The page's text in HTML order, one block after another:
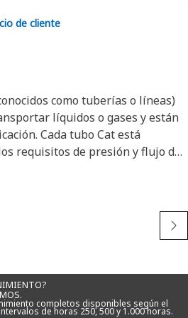
de cliente
como tuberías o líneas)
líquidos o gases y están
Cada tubo Cat está
requisitos de presión y flujo de
completos disponibles según el
de horas 250, 500 y 1.000 horas.